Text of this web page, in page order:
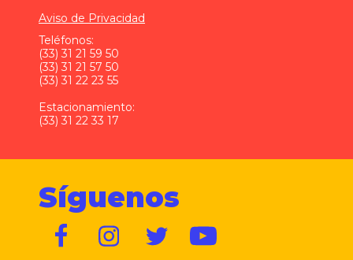
Aviso de Privacidad
Teléfonos:
(33) 31 21 59 50
(33) 31 21 57 50
(33) 31 22 23 55
Estacionamiento:
(33) 31 22 33 17
Síguenos